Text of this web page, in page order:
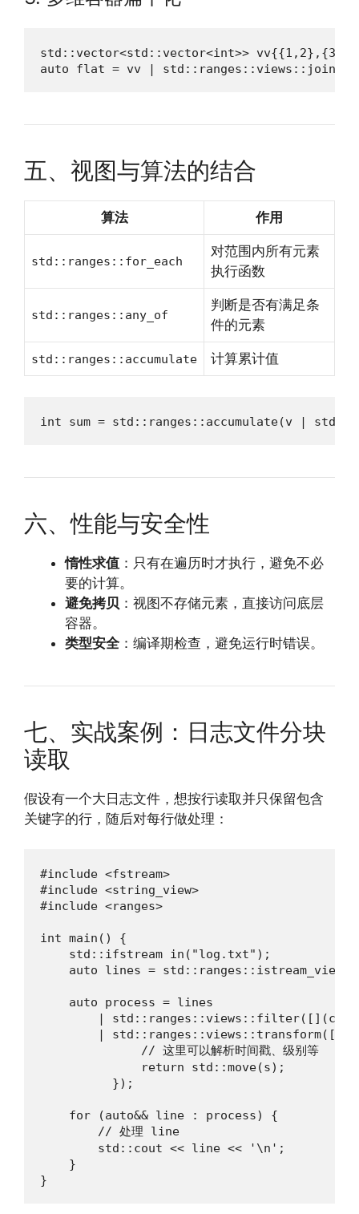
std::vector<std::vector<int>>
auto flat = vv | std::ranges::views::join;
五、视图与算法的结合
算法 作用
std::ranges::for_each
对范围内所有元素
执行函数
std::ranges::any_of
判断是否有满足条
件的元素
std::ranges::accumulate 计算累计值
int sum = std::ranges::accumulate(v |
六、性能与安全性
惰性求值 ：只有在遍历时才执行，避免不必
要的计算。
避免拷贝 ：视图不存储元素，直接访问底层
容器。
类型安全：编译期检查，避免运行时错误。
七、实战案例：日志文件分块
读取
假设有一个大日志文件，想按行读取并只保留包含
关键字的行，随后对每行做处理：
#include <fstream>
#include <string_view>
#include <ranges>
int main() {
    std::ifstream in("log.txt");
auto lines =
    auto process = lines
|
|
              // 这里可以解析时间戳、级别等
              return std::move(s);
          });
    for (auto&& line : process) {
        // 处理 line
        std::cout << line << '\n';
    }
}